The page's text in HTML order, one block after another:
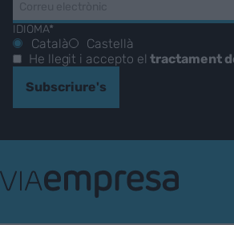
IDIOMA*
Català
Castellà
He llegit i accepto eltractament
Subscriure's
Empresa